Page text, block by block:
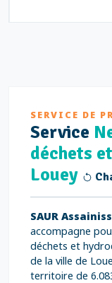
SERVICE DE
Service
déchets
Louey
SAUR
accompagne
déchets et
de la ville de
territoire de